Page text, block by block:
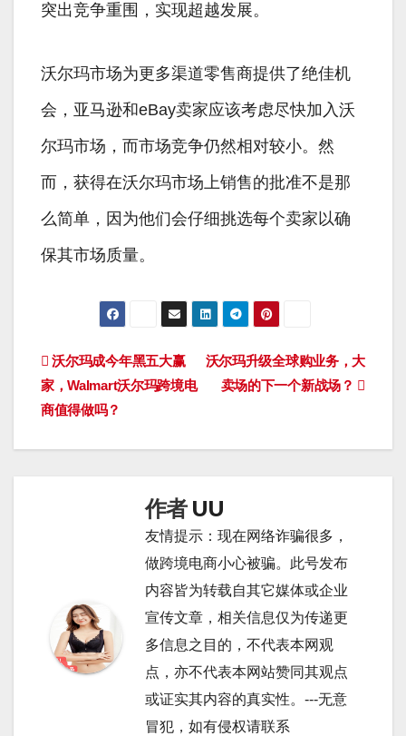
突出竞争重围，实现超越发展。
沃尔玛市场为更多渠道零售商提供了绝佳机
会，亚马逊和eBay卖家应该考虑尽快加入沃
尔玛市场，而市场竞争仍然相对较小。然
而，获得在沃尔玛市场上销售的批准不是那
么简单，因为他们会仔细挑选每个卖家以确
保其市场质量。
文
章
导
沃尔玛升级全球购业务，大
卖场的下一个新战场？
沃尔玛成今年黑五大赢
家，Walmart沃尔玛跨境电
商值得做吗？
作者 UU
友情提示：现在网络诈骗很多，
做跨境电商小心被骗。此号发布
内容皆为转载自其它媒体或企业
宣传文章，相关信息仅为传递更
多信息之目的，不代表本网观
点，亦不代表本网站赞同其观点
或证实其内容的真实性。---无意
冒犯，如有侵权请联系